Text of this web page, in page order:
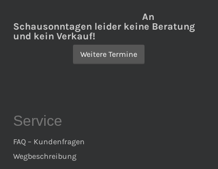
An
Schausonntagen leider keine Beratung
und kein Verkauf!
Weitere Termine
Service
FAQ – Kundenfragen
Wegbeschreibung